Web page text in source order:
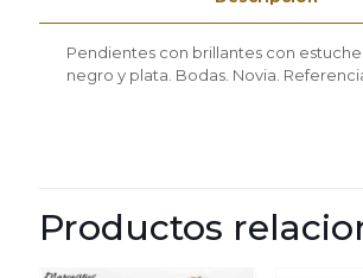
Pendientes con brillantes con
negro y plata. Bodas. Novia.
Productos